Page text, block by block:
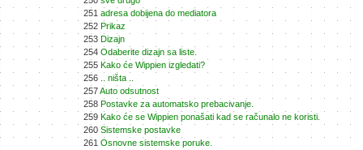
251 adresa dobijena do mediatora
252 Prikaz
253 Dizajn
254 Odaberite dizajn sa liste.
255 Kako će Wippien izgledati?
256
.. ništa ..
257Auto odsutnost
258 Postavke za automatsko prebacivanje.
259 Kako će se Wippien ponašati kad se računalo ne koristi.
260 Sistemske postavke
261 Osnovne sistemske poruke.